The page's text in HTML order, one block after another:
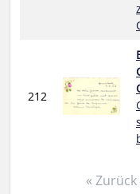
212
« Zurück